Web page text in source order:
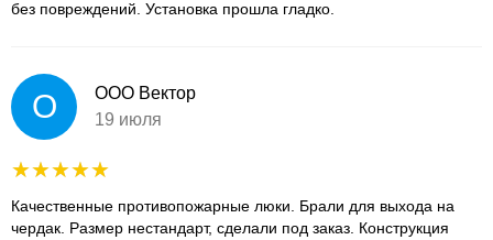
без повреждений. Установка прошла гладко.
О
ООО Вектор
19 июля
Качественные противопожарные люки. Брали для выхода на
чердак. Размер нестандарт, сделали под заказ. Конструкция